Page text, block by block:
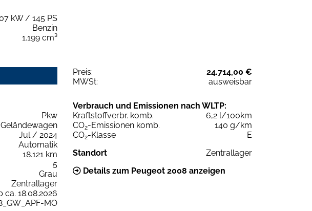
kW / 145 PS
Benzin
1.199 cm³
Preis:
24.714,00 €
MWSt:
ausweisbar
Pkw
Geländewagen
Jul / 2024
Automatik
18.121 km
5
Grau
Zentrallager
ca. 18.08.2026
MO
Verbrauch und Emissionen nach WLTP:
Kraftstoffverbr. komb.
6,2 l/100km
CO2-Emissionen komb.
140 g/km
CO2-Klasse
E
Standort
Zentrallager
Details zum Peugeot 2008 anzeigen